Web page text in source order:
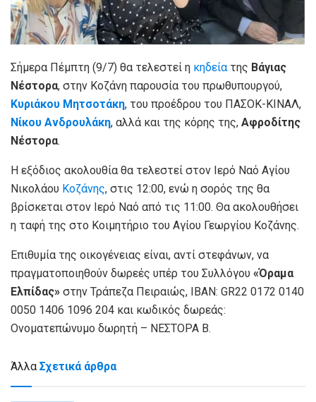
Σήμερα Πέμπτη (9/7) θα τελεστεί η κηδείατης Βάγιας
Νέστορα, στην Κοζάνη παρουσία του πρωθυπουργού,
Κυριάκου Μητσοτάκη, του προέδρου του ΠΑΣΟΚ-ΚΙΝΑΛ,
Νίκου Ανδρουλάκη, αλλά και της κόρης της, Αφροδίτης
Νέστορα.
Η εξόδιος ακολουθία θα τελεστεί στον Ιερό Ναό Αγίου
Νικολάου Κοζάνης, στις 12:00, ενώ η σορός της θα
βρίσκεται στον Ιερό Ναό από τις 11:00. Θα ακολουθήσει
η ταφή της στο Κοιμητήριο του Αγίου Γεωργίου Κοζάνης.
Επιθυμία της οικογένειας είναι, αντί στεφάνων, να
πραγματοποιηθούν δωρεές υπέρ του Συλλόγου «Όραμα
Ελπίδας» στην Τράπεζα Πειραιώς, IBAN: GR22 0172 0140
0050 1406 1096 204 και κωδικός δωρεάς:
Ονοματεπώνυμο δωρητή – ΝΕΣΤΟΡΑ Β.
Άλλα Σχετικά άρθρα